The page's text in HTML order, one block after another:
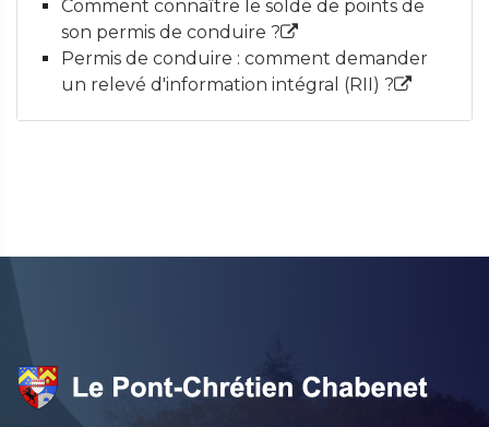
Comment connaître le solde de points de
son permis de conduire ?
Permis de conduire : comment demander
un relevé d'information intégral (RII) ?